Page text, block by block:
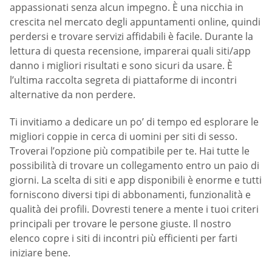
appassionati senza alcun impegno. È una nicchia in
crescita nel mercato degli appuntamenti online, quindi
perdersi e trovare servizi affidabili è facile. Durante la
lettura di questa recensione, imparerai quali siti/app
danno i migliori risultati e sono sicuri da usare. È
l’ultima raccolta segreta di piattaforme di incontri
alternative da non perdere.
Ti invitiamo a dedicare un po’ di tempo ed esplorare le
migliori coppie in cerca di uomini per siti di sesso.
Troverai l’opzione più compatibile per te. Hai tutte le
possibilità di trovare un collegamento entro un paio di
giorni. La scelta di siti e app disponibili è enorme e tutti
forniscono diversi tipi di abbonamenti, funzionalità e
qualità dei profili. Dovresti tenere a mente i tuoi criteri
principali per trovare le persone giuste. Il nostro
elenco copre i siti di incontri più efficienti per farti
iniziare bene.